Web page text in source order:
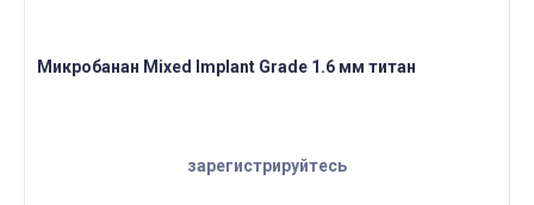
Микробанан Mixed Implant Grade 1.6 мм титан
зарегистрируйтесь